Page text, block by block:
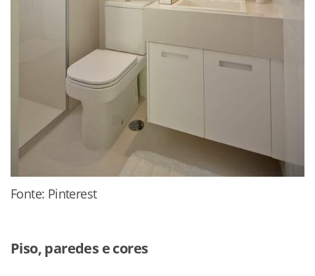
Fonte: Pinterest
Piso, paredes e cores